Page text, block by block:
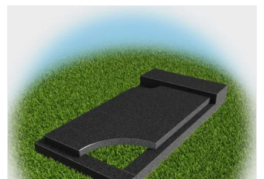
Мемориальные комплексы
25 моделей
Гравировка
77 моделей
Фотокерамика
5 моделей
Надгробные плиты
30 моделей
Благоустройство
42 модели